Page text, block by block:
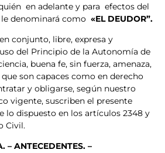
en adelante y para efectos del
denominará como «EL DEUDOR”.
conjunto, libre, expresa y
del Principio de la Autonomía de
buena fe, sin fuerza, amenaza,
son capaces como en derecho
y obligarse, según nuestro
vigente, suscriben el presente
lo dispuesto en los artículos 2348 y
Civil.
– ANTECEDENTES. –